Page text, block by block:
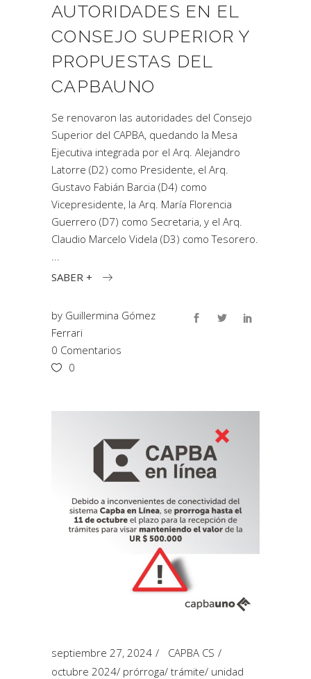
AUTORIDADES EN EL
CONSEJO SUPERIOR Y
PROPUESTAS DEL
CAPBAUNO
Se renovaron las autoridades del Consejo
Superior del CAPBA, quedando la Mesa
Ejecutiva integrada por el Arq. Alejandro
Latorre (D2) como Presidente, el Arq.
Gustavo Fabián Barcia (D4) como
Vicepresidente, la Arq. María Florencia
Guerrero (D7) como Secretaria, y el Arq.
Claudio Marcelo Videla (D3) como Tesorero.
SABER +
by Guillermina Gómez
Ferrari
0 Comentarios
0
septiembre 27, 2024
CAPBA CS
octubre 2024/ prórroga/ trámite/ unidad